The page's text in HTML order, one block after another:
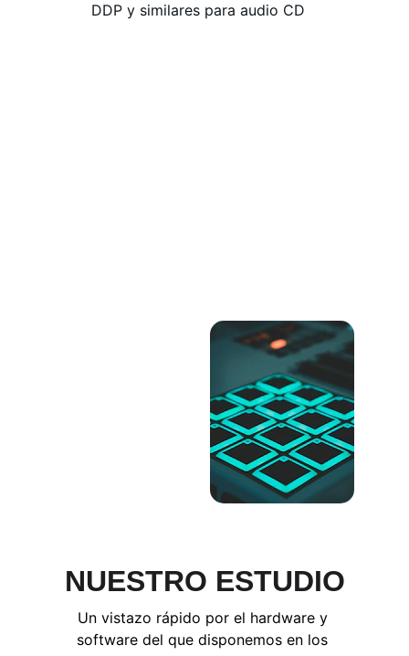
DDP y similares para audio CD
NUESTRO ESTUDIO
Un vistazo rápido por el hardware y
software del que disponemos en los